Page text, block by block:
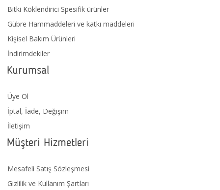
Bitki Köklendirici Spesifik ürünler
Gübre Hammaddeleri ve katkı maddeleri
Kişisel Bakım Ürünleri
İndirimdekiler
Kurumsal
Üye Ol
İptal, İade, Değişim
İletişim
Müşteri Hizmetleri
Mesafeli Satış Sözleşmesi
Gizlilik ve Kullanım Şartları